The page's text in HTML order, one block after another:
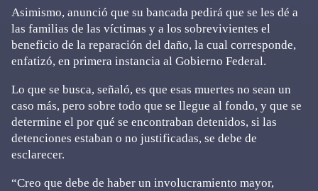
Asimismo, anunció que su bancada pedirá que se les dé a
las familias de las víctimas y a los sobrevivientes el
beneficio de la reparación del daño, la cual corresponde,
enfatizó, en primera instancia al Gobierno Federal.
Lo que se busca, señaló, es que esas muertes no sean un
caso más, pero sobre todo que se llegue al fondo, y que se
determine el por qué se encontraban detenidos, si las
detenciones estaban o no justificadas, se debe de
esclarecer.
“Creo que debe de haber un involucramiento mayor,